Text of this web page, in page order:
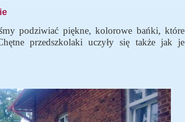
podziwiać piękne, kolorowe bańki, które
przedszkolaki uczyły się także jak je